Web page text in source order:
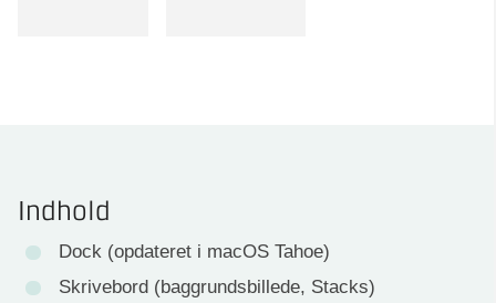
Indhold
Dock (opdateret i macOS Tahoe)
Skrivebord (baggrundsbillede, Stacks)